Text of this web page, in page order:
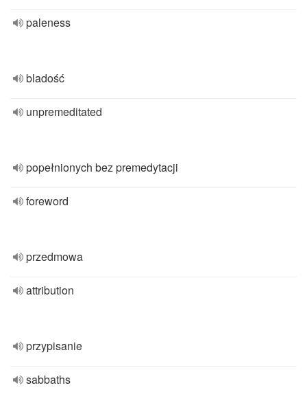
paleness
bladość
unpremeditated
popełnionych bez premedytacji
foreword
przedmowa
attribution
przypisanie
sabbaths